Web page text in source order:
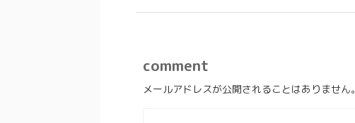
comment
メールアドレスが公開されることはありません。